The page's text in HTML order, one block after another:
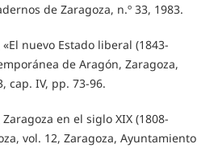
de Zaragoza, n.º 33, 1983.
«El nuevo Estado liberal (1843-
de Aragón, Zaragoza,
cap. IV, pp. 73-96.
Zaragoza en el siglo XIX (1808-
vol. 12, Zaragoza, Ayuntamiento